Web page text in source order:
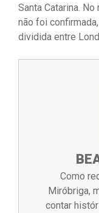
Santa Catarina.
não foi
dividida entre
Como
Miróbriga,
contar